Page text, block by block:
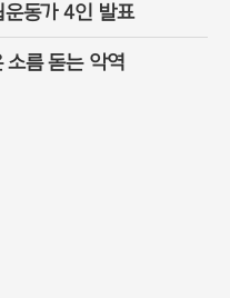
운동가 4인 발표
소름 돋는 악역